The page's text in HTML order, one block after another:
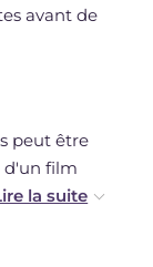
avant de
peut être
d'un film
maximum